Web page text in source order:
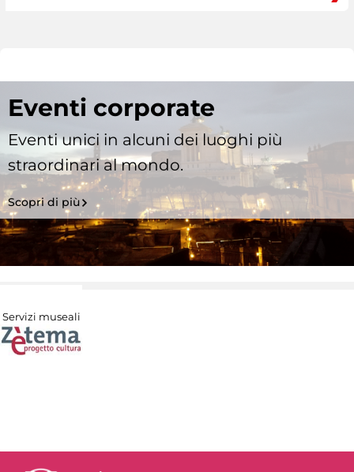
Eventi corporate
Eventi unici in alcuni dei luoghi più
straordinari al mondo.
Scopri di più
Servizi museali